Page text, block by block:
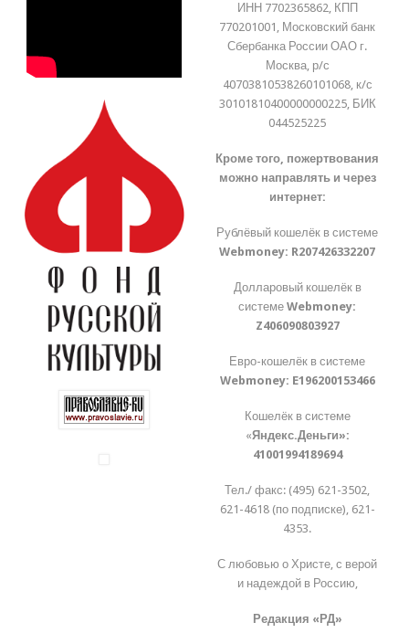
ИНН 7702365862, КПП
770201001, Московский банк
Сбербанка России ОАО г.
Москва, р/с
40703810538260101068, к/с
30101810400000000225, БИК
044525225
Кроме того, пожертвования
можно направлять и через
интернет:
Рублёвый кошелёк в системе
Webmoney: R207426332207
Долларовый кошелёк в
системеWebmoney:
Z406090803927
Евро-кошелёк в системе
Webmoney: E196200153466
Кошелёк в системе
«Яндекс.Деньги»:
41001994189694
Тел./ факс: (495) 621-3502,
621-4618 (по подписке), 621-
4353.
С любовью о Христе, с верой
и надеждой в Россию,
Редакция «РД»